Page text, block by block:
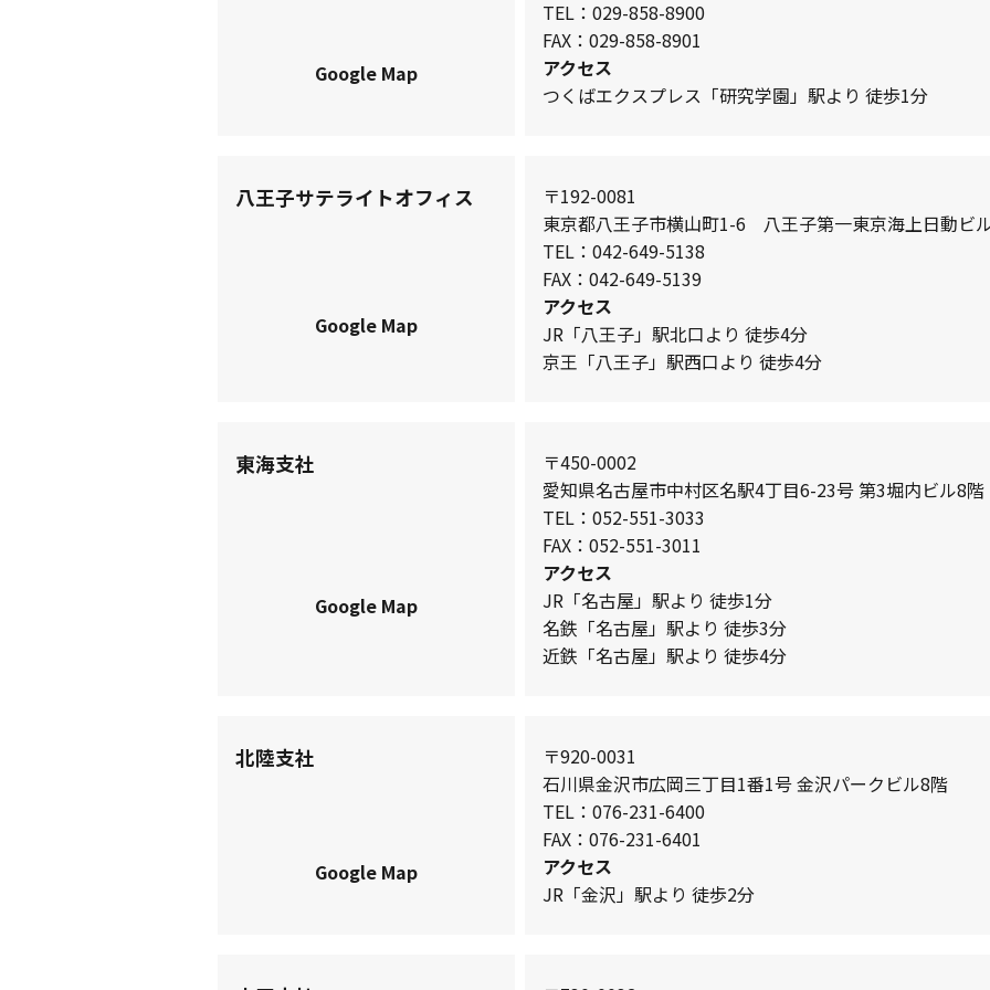
Google Map
TEL：029-858-8900
FAX：029-858-8901
アクセス
つくばエクスプレス「研究学園」駅より 徒歩1分
八王子サテライトオフィス
Google Map
〒192-0081
東京都八王子市横山町1-6 八王子第一東京海上日動ビ
TEL：042-649-5138
FAX：042-649-5139
アクセス
JR「八王子」駅北口より 徒歩4分
京王「八王子」駅西口より 徒歩4分
東海支社
Google Map
〒450-0002
愛知県名古屋市中村区名駅4丁目6-23号 第3堀内ビル8階
TEL：052-551-3033
FAX：052-551-3011
アクセス
JR「名古屋」駅より 徒歩1分
名鉄「名古屋」駅より 徒歩3分
近鉄「名古屋」駅より 徒歩4分
北陸支社
Google Map
〒920-0031
石川県金沢市広岡三丁目1番1号 金沢パークビル8階
TEL：076-231-6400
FAX：076-231-6401
アクセス
JR「金沢」駅より 徒歩2分